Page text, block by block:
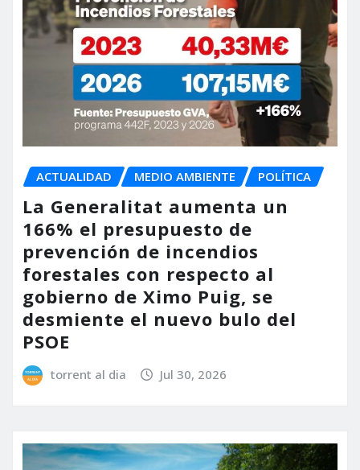
ACTUALIDAD MEDIO AMBIENTE POLÍTICA
La Generalitat aumenta un
166% el presupuesto de
prevención de incendios
forestales con respecto al
gobierno de Ximo Puig, se
desmiente el nuevo bulo del
PSOE
torrent al dia Jul 30, 2026